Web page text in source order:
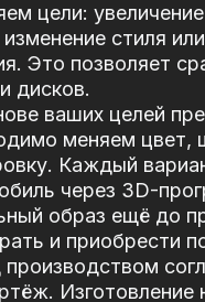
цели:
изменение стиля
Это позволяет
дисков.
ваших целей
меняем цвет,
Каждый
через 3D-
образ ещё до
и приобрести
Изготовление